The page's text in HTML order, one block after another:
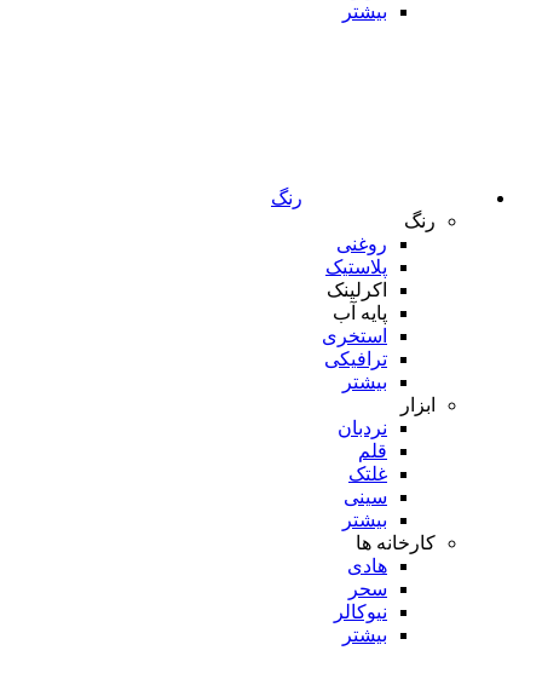
بیشتر
رنگ
رنگ
روغنی
پلاستیک
اکرلینک
پایه آب
استخری
ترافیکی
بیشتر
ابزار
نردبان
قلم
غلتک
سینی
بیشتر
کارخانه ها
هادی
سحر
نیوکالر
بیشتر